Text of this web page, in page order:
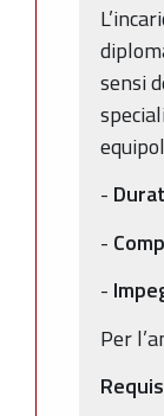
sensi
-
-
-
Per